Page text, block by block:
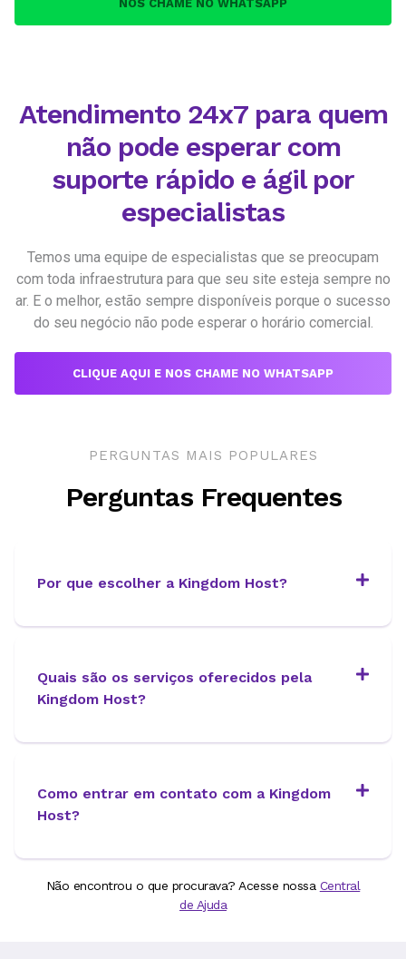
NOS CHAME NO WHATSAPP
Atendimento 24x7 para quem
não pode esperar com
suporte rápido e ágil por
especialistas
Temos uma equipe de especialistas que se preocupam
com toda infraestrutura para que seu site esteja sempre no
ar. E o melhor, estão sempre disponíveis porque o sucesso
do seu negócio não pode esperar o horário comercial.
CLIQUE AQUI E NOS CHAME NO WHATSAPP
PERGUNTAS MAIS POPULARES
Perguntas Frequentes
Por que escolher a Kingdom Host?
Quais são os serviços oferecidos pela
Kingdom Host?
Como entrar em contato com a Kingdom
Host?
Não encontrou o que procurava? Acesse nossa Central
de Ajuda